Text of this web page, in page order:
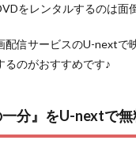
をレンタルするのは面
配信サービスのU-nextで
るのがおすすめです♪
分』をU-nextで